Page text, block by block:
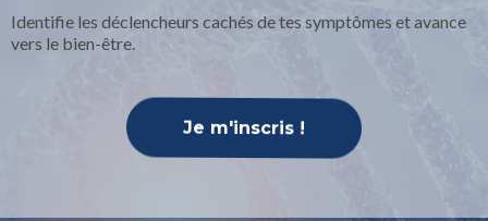
Identifie les déclencheurs cachés de tes symptômes et avance
vers le bien-être.
Je m'inscris !